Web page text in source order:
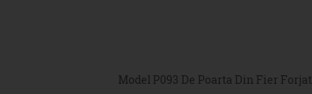
Model P093 De Poarta Din Fier Forjat